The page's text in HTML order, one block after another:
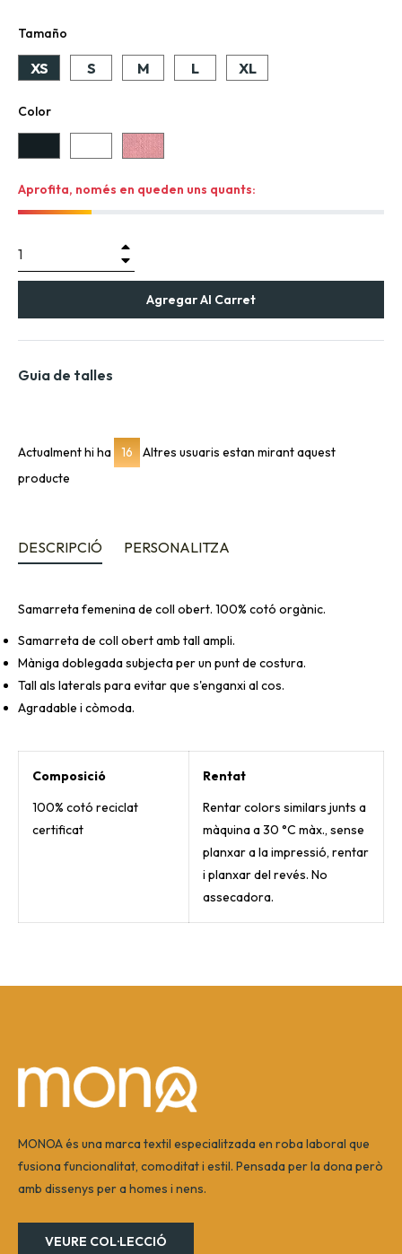
Tamaño
XS S M L XL
Color
Aprofita, només en queden uns quants:
Agregar Al Carret
Guia de talles
Actualment hi ha 16
Altres usuaris estan mirant aquest
producte
DESCRIPCIÓ PERSONALITZA
Samarreta femenina de coll obert. 100% cotó orgànic.
Samarreta de coll obert amb tall ampli.
Màniga doblegada subjecta per un punt de costura.
Tall als laterals para evitar que s'enganxi al cos.
Agradable i còmoda.
Composició
100% cotó reciclat
certificat
Rentat
Rentar colors similars junts a
màquina a 30 °C màx., sense
planxar a la impressió, rentar
i planxar del revés. No
assecadora.
MONOA és una marca textil especialitzada en roba laboral que
fusiona funcionalitat, comoditat i estil. Pensada per la dona però
amb dissenys per a homes i nens.
VEURE COL·LECCIÓ